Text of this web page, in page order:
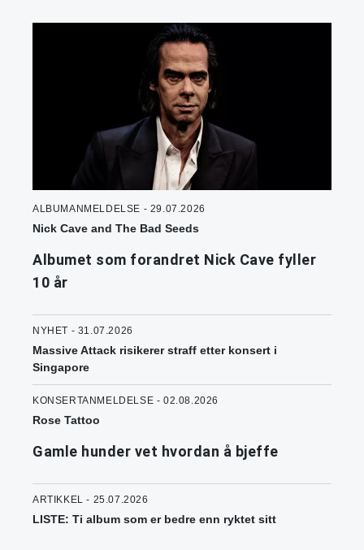
ALBUMANMELDELSE - 29.07.2026
Nick Cave and The Bad Seeds
Albumet som forandret Nick Cave fyller
10 år
NYHET - 31.07.2026
Massive Attack risikerer straff etter konsert i
Singapore
KONSERTANMELDELSE - 02.08.2026
Rose Tattoo
Gamle hunder vet hvordan å bjeffe
ARTIKKEL - 25.07.2026
LISTE: Ti album som er bedre enn ryktet sitt